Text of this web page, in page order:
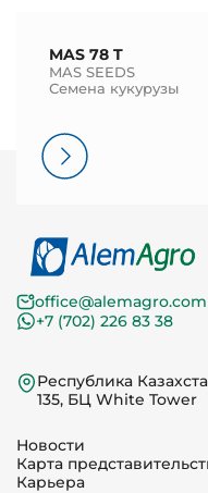
MAS 78 T
MAS SEEDS
Семена кукурузы
office@alemagro.com
+7 (702) 226 83 38
Республика
135, БЦ White Tower
Новости
Карта
Карьера